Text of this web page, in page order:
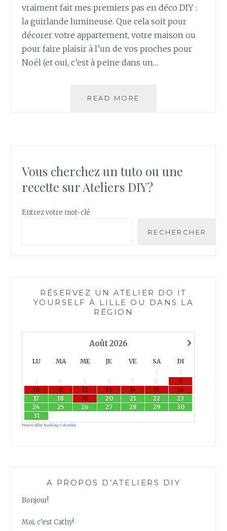
vraiment fait mes premiers pas en déco DIY :
la guirlande lumineuse. Que cela soit pour
décorer votre appartement, votre maison ou
pour faire plaisir à l’un de vos proches pour
Noël (et oui, c’est à peine dans un…
READ MORE
GUIRLANDE
LUMINEUSE
Vous cherchez un tuto ou une
recette sur Ateliers DIY?
Entrez votre mot-clé
RECHERCHER
RÉSERVEZ UN ATELIER DO IT
YOURSELF À LILLE OU DANS LA
RÉGION
›
Août2026
LU MA ME JE VE SA
DI
1
2
3
4 5 6 7 8
9
10
11 12 13 14 15
16
17
18 19 20 21 22
23
24
25 26 27 28 29
30
31
Powered byBooking Calendar
A PROPOS D’ATELIERS DIY
Bonjour!
Moi, c’est Cathy!